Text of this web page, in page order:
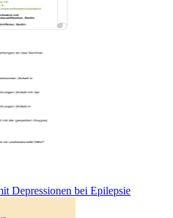
Depressionen bei Epilepsie